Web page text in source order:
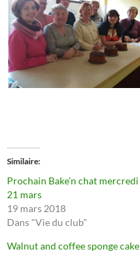
Similaire
Prochain Bake’n chat mercredi
21 mars
19 mars 2018
Dans "Vie du club"
Walnut and coffee sponge cake